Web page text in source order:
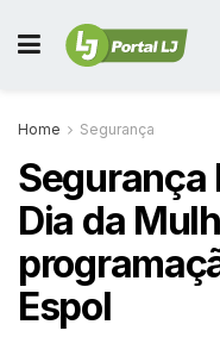
Home Segurança
Segurança
Dia da
Espol